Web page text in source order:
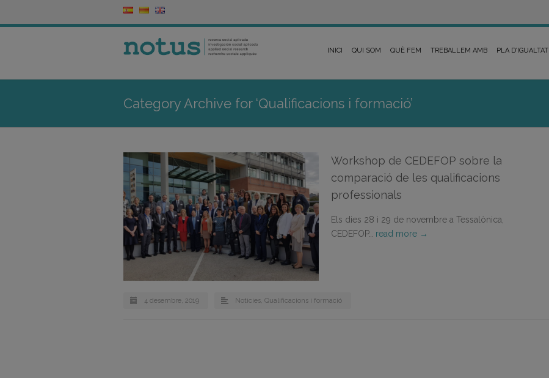
INICI QUI SOM QUÈ FEM TREBALLEM AMB PLA D’IGUALTAT
Category Archive for ‘Qualificacions i formació’
Workshop de CEDEFOP sobre la
comparació de les qualificacions
professionals
Els dies 28 i 29 de novembre a Tessalònica,
CEDEFOP… read more →
4 desembre, 2019 Noticies, Qualificacions i formació